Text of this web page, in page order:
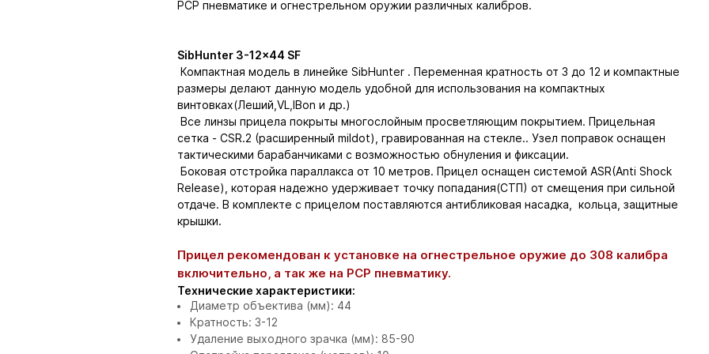
PCP пневматике и огнестрельном оружии различных калибров.
SibHunter 3-12x44 SF
Компактная модель в линейке SibHunter . Переменная кратность от 3 до 12 и компактные
размеры делают данную модель удобной для использования на компактных
винтовках(Леший,VL,IBon и др.)
Все линзы прицела покрыты многослойным просветляющим покрытием. Прицельная
сетка - CSR.2 (расширенный mildot), гравированная на стекле.. Узел поправок оснащен
тактическими барабанчиками с возможностью обнуления и фиксации.
Боковая отстройка параллакса от 10 метров. Прицел оснащен системой ASR(Anti Shock
Release), которая надежно удерживает точку попадания(СТП) от смещения при сильной
отдаче. В комплекте с прицелом поставляются антибликовая насадка, кольца, защитные
крышки.
Прицел рекомендован к установке на огнестрельное оружие до 308 калибра
включительно, а так же на PCP пневматику.
Технические характеристики:
Диаметр объектива (мм): 44
Кратность: 3-12
Удаление выходного зрачка (мм): 85-90